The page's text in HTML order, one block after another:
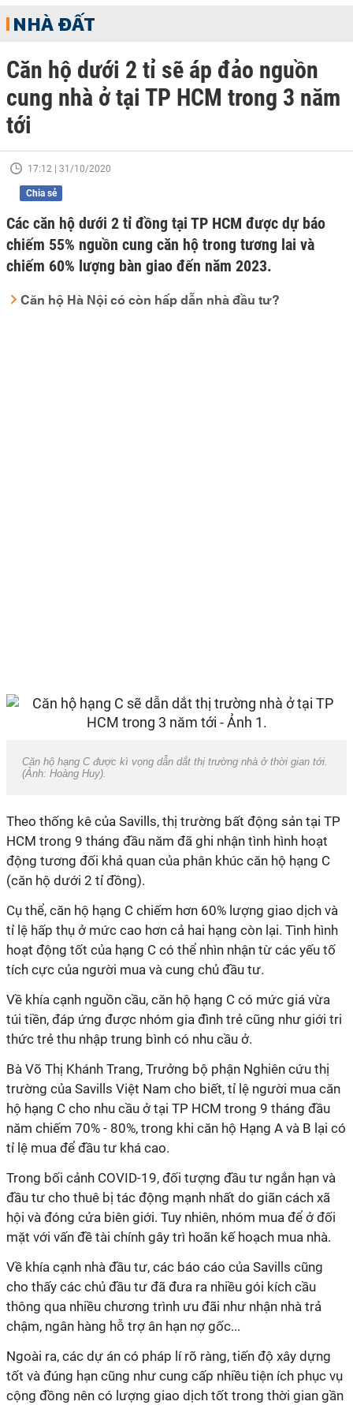
NHÀ ĐẤT
Căn hộ dưới 2 tỉ sẽ áp đảo nguồn
cung nhà ở tại TP HCM trong 3 năm
tới
17:12 | 31/10/2020
Chia sẻ
Các căn hộ dưới 2 tỉ đồng tại TP HCM được dự báo
chiếm 55% nguồn cung căn hộ trong tương lai và
chiếm 60% lượng bàn giao đến năm 2023.
Căn hộ Hà Nội có còn hấp dẫn nhà đầu tư?
Căn hộ hạng C được kì vọng dẫn dắt thị trường nhà ở thời gian tới.
(Ảnh: Hoàng Huy).
Theo thống kê của Savills, thị trường bất động sản tại TP
HCM trong 9 tháng đầu năm đã ghi nhận tình hình hoạt
động tương đối khả quan của phân khúc căn hộ hạng C
(căn hộ dưới 2 tỉ đồng).
Cụ thể, căn hộ hạng C chiếm hơn 60% lượng giao dịch và
tỉ lệ hấp thụ ở mức cao hơn cả hai hạng còn lại. Tình hình
hoạt động tốt của hạng C có thể nhìn nhận từ các yếu tố
tích cực của người mua và cung chủ đầu tư.
Về khía cạnh nguồn cầu, căn hộ hạng C có mức giá vừa
túi tiền, đáp ứng được nhóm gia đình trẻ cũng như giới tri
thức trẻ thu nhập trung bình có nhu cầu ở.
Bà Võ Thị Khánh Trang, Trưởng bộ phận Nghiên cứu thị
trường của Savills Việt Nam cho biết, tỉ lệ người mua căn
hộ hạng C cho nhu cầu ở tại TP HCM trong 9 tháng đầu
năm chiếm 70% - 80%, trong khi căn hộ Hạng A và B lại có
tỉ lệ mua để đầu tư khá cao.
Trong bối cảnh COVID-19, đối tượng đầu tư ngắn hạn và
đầu tư cho thuê bị tác động mạnh nhất do giãn cách xã
hội và đóng cửa biên giới. Tuy nhiên, nhóm mua để ở đối
mặt với vấn đề tài chính gây trì hoãn kế hoạch mua nhà.
Về khía cạnh nhà đầu tư, các báo cáo của Savills cũng
cho thấy các chủ đầu tư đã đưa ra nhiều gói kích cầu
thông qua nhiều chương trình ưu đãi như nhận nhà trả
chậm, ngân hàng hỗ trợ ân hạn nợ gốc...
Ngoài ra, các dự án có pháp lí rõ ràng, tiến độ xây dựng
tốt và đúng hạn cũng như cung cấp nhiều tiện ích phục vụ
cộng đồng nên có lượng giao dịch tốt trong thời gian gần